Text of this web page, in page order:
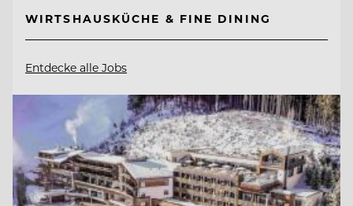
WIRTSHAUSKÜCHE & FINE DINING
Entdecke alle Jobs